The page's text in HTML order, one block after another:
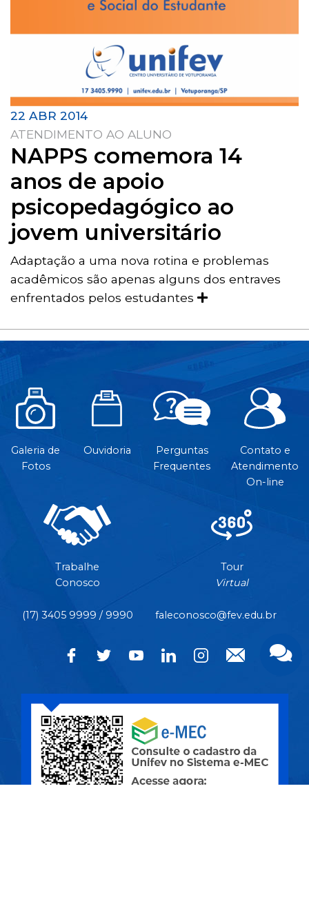
22 ABR 2014
ATENDIMENTO AO ALUNO
NAPPS comemora 14
anos de apoio
psicopedagógico ao
jovem universitário
Adaptação a uma nova rotina e problemas
acadêmicos são apenas alguns dos entraves
enfrentados pelos estudantes
Galeria de
Fotos
Ouvidoria
Perguntas
Frequentes
Contato e
Atendimento
On-line
Trabalhe
Conosco
Tour
Virtual
(17) 3405 9999 / 9990 faleconosco@fev.edu.br